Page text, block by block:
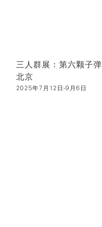
三人群展：第六颗子弹
北京
2025年7月12日-9月6日